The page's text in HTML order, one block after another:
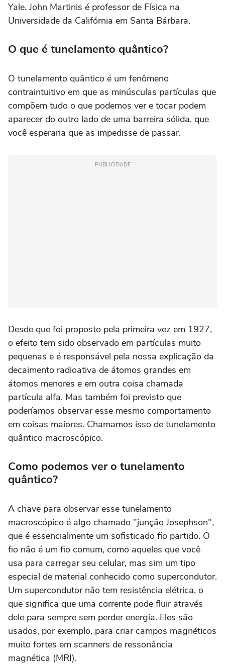
Yale. John Martinis é professor de Física na
Universidade da Califórnia em Santa Bárbara.
O que é tunelamento quântico?
O tunelamento quântico é um fenômeno
contraintuitivo em que as minúsculas partículas que
compõem tudo o que podemos ver e tocar podem
aparecer do outro lado de uma barreira sólida, que
você esperaria que as impedisse de passar.
PUBLICIDADE
Desde que foi proposto pela primeira vez em 1927,
o efeito tem sido observado em partículas muito
pequenas e é responsável pela nossa explicação da
decaimento radioativa de átomos grandes em
átomos menores e em outra coisa chamada
partícula alfa. Mas também foi previsto que
poderíamos observar esse mesmo comportamento
em coisas maiores. Chamamos isso de tunelamento
quântico macroscópico.
Como podemos ver o tunelamento
quântico?
A chave para observar esse tunelamento
macroscópico é algo chamado "junção Josephson",
que é essencialmente um sofisticado fio partido. O
fio não é um fio comum, como aqueles que você
usa para carregar seu celular, mas sim um tipo
especial de material conhecido como supercondutor.
Um supercondutor não tem resistência elétrica, o
que significa que uma corrente pode fluir através
dele para sempre sem perder energia. Eles são
usados, por exemplo, para criar campos magnéticos
muito fortes em scanners de ressonância
magnética (MRI).